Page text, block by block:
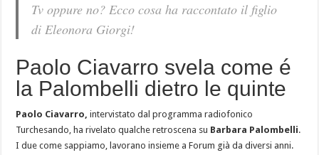
Tv oppure no? Ecco cosa ha raccontato il figlio
di Eleonora Giorgi!
Paolo Ciavarro svela come é
la Palombelli dietro le quinte
Paolo Ciavarro, intervistato dal programma radiofonico
Turchesando, ha rivelato qualche retroscena su Barbara Palombelli.
I due come sappiamo, lavorano insieme a Forum già da diversi anni.